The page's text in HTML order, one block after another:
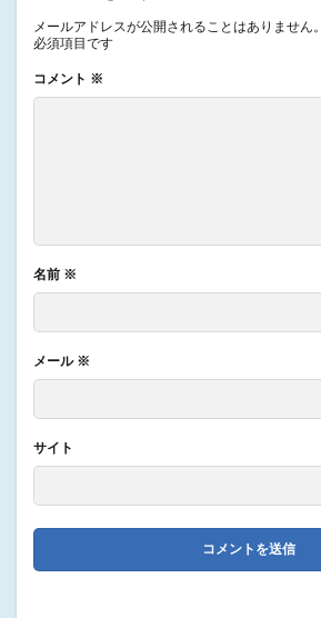
メールアドレスが公開されることはありません。
必須項目です
コメント ※
名前 ※
メール ※
サイト